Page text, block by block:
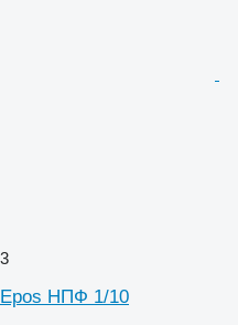
3
Epos НПФ 1/10